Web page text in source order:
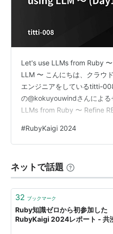
Let's use LLMs from Ruby
LLM 〜 こんにちは、クラウ
エンジニアをしているtitti-
の@kokuyouwindさんによ
LLMs from Ruby 〜 Refine
@kokuyouwindさんは、
てRBS(型構造)を推測する
#RubyKaigi 2024
ネットで話題
32 ブックマーク
Ruby知識ゼロから初参加した
RubyKaigi 2024レポート - 共